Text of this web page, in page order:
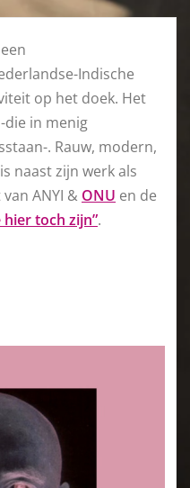
Indische
op het doek. Het
die in menig
. Rauw, modern,
naast zijn werk als
ANYI & ONU en de
toch zijn”.